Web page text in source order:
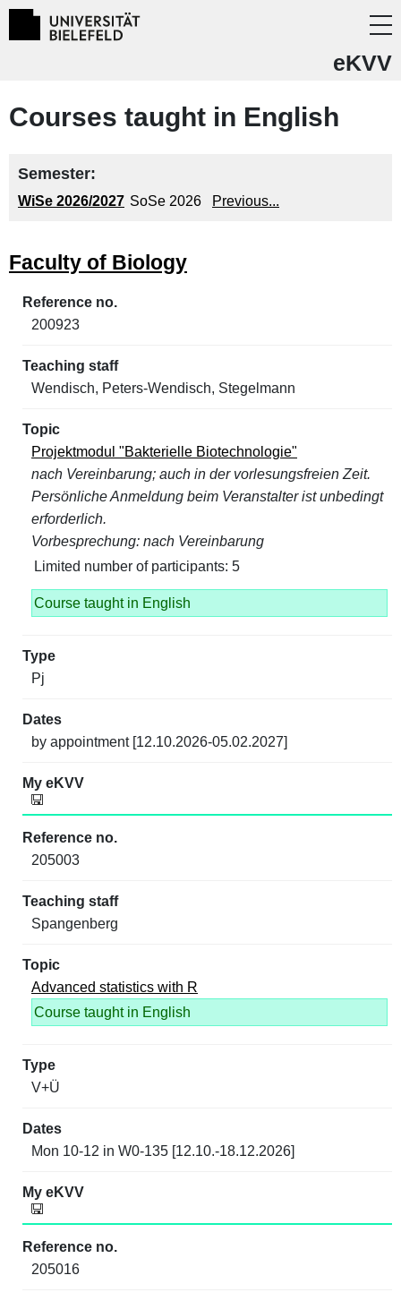
eKVV
Courses taught in English
Semester:
WiSe 2026/2027 SoSe 2026 Previous...
Faculty of Biology
200923
Wendisch, Peters-Wendisch, Stegelmann
Projektmodul "Bakterielle Biotechnologie"
nach Vereinbarung; auch in der vorlesungsfreien Zeit.
Persönliche Anmeldung beim Veranstalter ist unbedingt
erforderlich.
Vorbesprechung: nach Vereinbarung
Limited number of participants: 5
Course taught in English
Pj
by appointment [12.10.2026-05.02.2027]
205003
Spangenberg
Advanced statistics with R
Course taught in English
V+Ü
Mon 10-12 in W0-135 [12.10.-18.12.2026]
205016